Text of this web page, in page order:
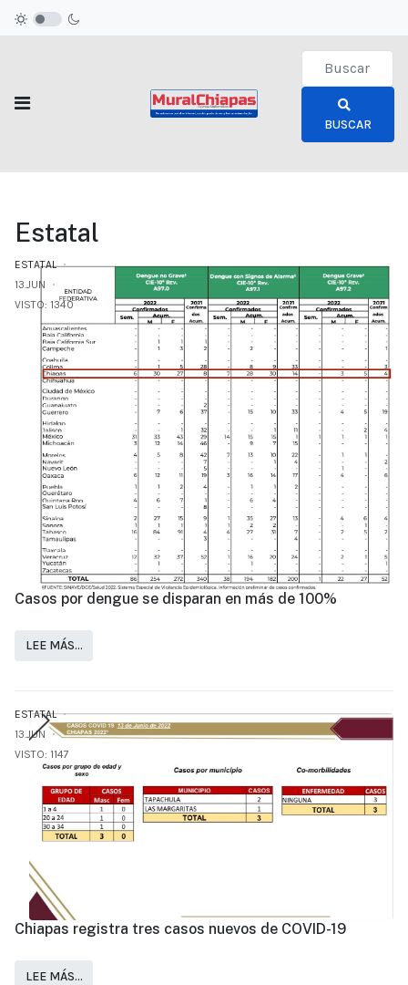
Type 2 or
BUSCAR
Estatal
ESTATAL
13.JUN
VISTO: 1340
Casos por dengue se disparan en más de 100%
LEE MÁS…
ESTATAL
13.JUN
VISTO: 1147
Chiapas registra tres casos nuevos de COVID-19
LEE MÁS…